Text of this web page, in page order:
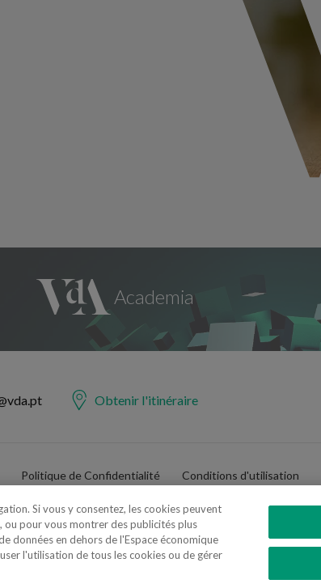
Obtenir l'itinéraire
Politique de Confidentialité Conditions d'utilisation
Si vous y consentez, les cookies peuvent
pour vous montrer des publicités plus
données en dehors de l'Espace économique
l'utilisation de tous les cookies ou de gérer